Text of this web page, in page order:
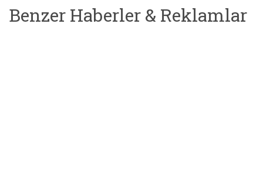
Benzer Haberler & Reklamlar